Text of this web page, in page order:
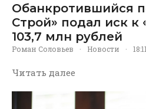
Обанкротившийся
Строй» подал иск к
103,7 млн рублей
Роман Соловьев · Новости ·
Читать далее